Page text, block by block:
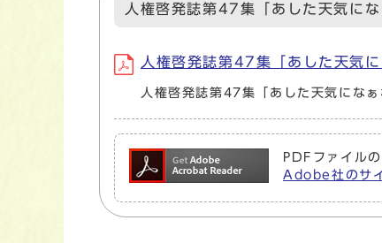
人権啓発誌第47集「あした天気にな
人権啓発誌第47集「あした天気
人権啓発誌第47集「あした天気になぁ
PDFファイル
Adobe社のサ